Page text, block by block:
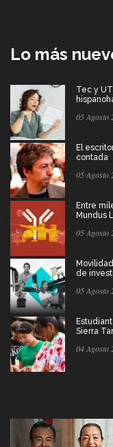
Lo más
Tec y
05 Agosto
El
contada
05 Agosto
Entre
Mundus
05 Agosto
de
05 Agosto
Sierra
04 Agosto